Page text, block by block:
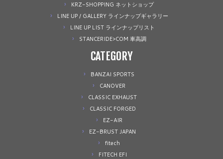
KRZ-SHOPPING ネットショップ
LINE UP / GALLERY ラインナップギャラリー
LINE UP LIST ラインナップリスト
STANCERIDE>COM 車高調
CATEGORY
BANZAI SPORTS
CANOVER
CLASSIC EXHAUST
CLASSIC FORGED
EZ-AIR
EZ-BRUST JAPAN
fitech
FITECH EFI